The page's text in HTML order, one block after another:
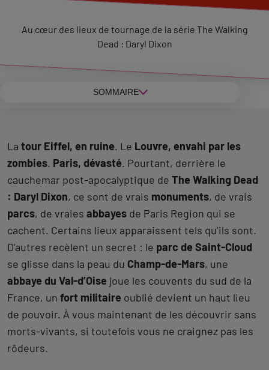
Au cœur des lieux de tournage de la série The Walking
Dead : Daryl Dixon
SOMMAIRE
La tour Eiffel, en ruine. Le Louvre, envahi par les
zombies. Paris, dévasté. Pourtant, derrière le
cauchemar post-apocalyptique de The Walking Dead
: Daryl Dixon, ce sont de vrais monuments, de vrais
parcs, de vraies abbayes de Paris Region qui se
cachent. Certains lieux apparaissent tels qu’ils sont.
D’autres recèlent un secret : le parc de Saint-Cloud
se glisse dans la peau du Champ-de-Mars, une
abbaye du Val-d’Oise joue les couvents du sud de la
France, un fort militaire oublié devient un haut lieu
de pouvoir. À vous maintenant de les découvrir sans
morts-vivants, si toutefois vous ne craignez pas les
rôdeurs.